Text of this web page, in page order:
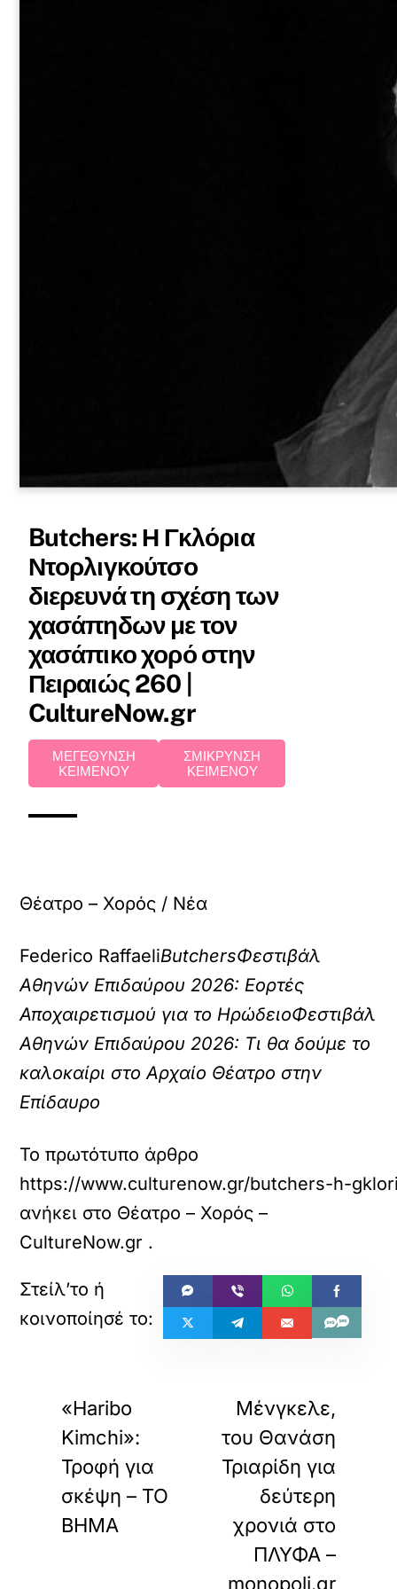
Butchers: Η Γκλόρια
Ντορλιγκούτσο
διερευνά τη σχέση των
χασάπηδων με τον
χασάπικο χορό στην
Πειραιώς 260 |
CultureNow.gr
ΜΕΓΕΘΥΝΣΗ
ΚΕΙΜΕΝΟΥ
ΣΜΙΚΡΥΝΣΗ
ΚΕΙΜΕΝΟΥ
Θέατρο – Χορός / Νέα
Federico RaffaeliButchersΦεστιβάλ
Αθηνών Επιδαύρου 2026: Εορτές
Αποχαιρετισμού για το ΗρώδειοΦεστιβάλ
Αθηνών Επιδαύρου 2026: Τι θα δούμε το
καλοκαίρι στο Αρχαίο Θέατρο στην
Επίδαυρο
Το πρωτότυπο άρθρο
https://www.culturenow.gr/butchers-h-
ανήκει στο Θέατρο – Χορός –
CultureNow.gr .
«Haribo
Kimchi»:
Τροφή για
σκέψη – ΤΟ
ΒΗΜΑ
Μένγκελε,
του Θανάση
Τριαρίδη για
δεύτερη
χρονιά στο
ΠΛΥΦΑ –
monopoli.gr